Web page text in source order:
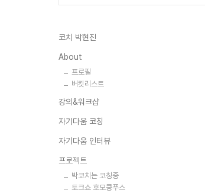
코치 박현진
About
프로필
버킷리스트
강의&워크샵
자기다움 코칭
자기다움 인터뷰
프로젝트
박코치는 코칭중
토크쇼 호모쿵푸스